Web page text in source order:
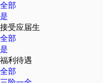
全部
是
接受应届生
全部
是
福利待遇
全部